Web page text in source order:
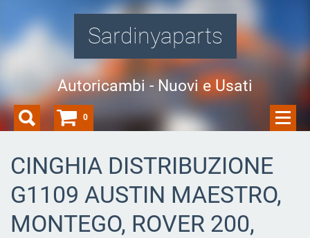
Sardinyaparts
Autoricambi - Nuovi e Usati
CINGHIA DISTRIBUZIONE
G1109 AUSTIN MAESTRO,
MONTEGO, ROVER 200,
0